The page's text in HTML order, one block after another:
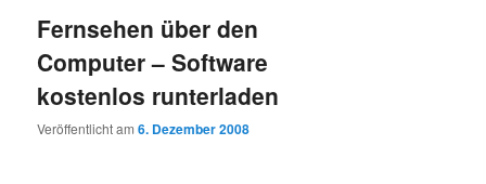
Fernsehen über den
Computer – Software
kostenlos runterladen
Veröffentlicht am6. Dezember 2008